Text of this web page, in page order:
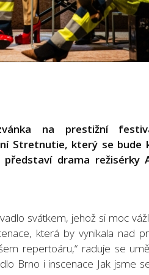
na prestižní
Stretnutie, který se bude
drama režisérky
svátkem, jehož si moc
která by vynikala nad
repertoáru,“ raduje se
Brno i inscenace Jak jsme